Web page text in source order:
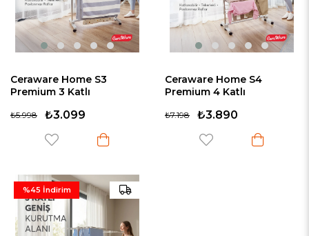
Ceraware Home S3
Premium 3 Katlı
Tam Katlanır Tekerlekli
₺3.099
₺5.998
Ceraware Home S4
Premium 4 Katlı
Tam Katlanır Tekerlekli
₺3.890
₺7.198
%45 İndirim